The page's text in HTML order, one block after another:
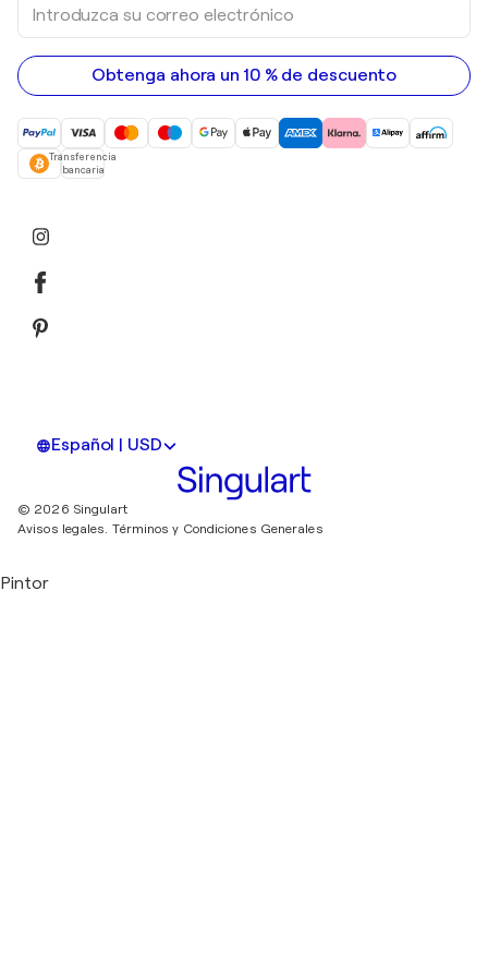
correo
electrónico
Obtenga ahora un 10 % de descuento
Transferencia
bancaria
Español | USD
© 2026 Singulart
Avisos legales. Términos y Condiciones Generales
Pintor